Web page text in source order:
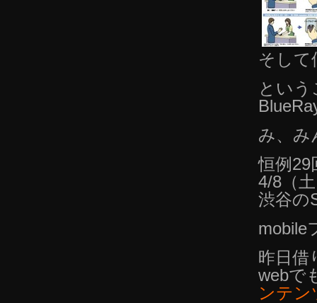
そして
とい
み、み
恒例29
4/8（
渋谷の
mobile
昨日借
webで
ンテン